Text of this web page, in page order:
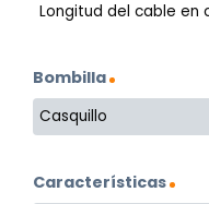
Longitud del cable en
Bombilla
Casquillo
Características